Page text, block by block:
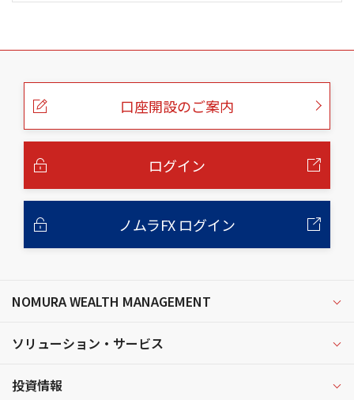
こ
口座開設のご案内
ログイン
ノムラFX ログイン
NOMURA WEALTH MANAGEMENT
ソリューション・サービス
投資情報